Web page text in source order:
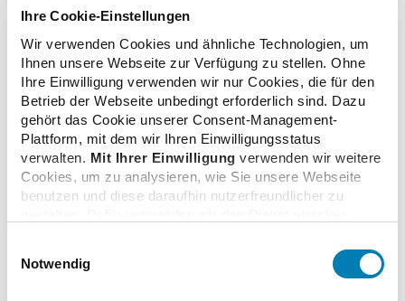
Ihre Cookie-Einstellungen
Wir verwenden Cookies und ähnliche Technologien, um
Ihnen unsere Webseite zur Verfügung zu stellen. Ohne
Ihre Einwilligung verwenden wir nur Cookies, die für den
Betrieb der Webseite unbedingt erforderlich sind. Dazu
gehört das Cookie unserer Consent-Management-
Plattform, mit dem wir Ihren Einwilligungsstatus
verwalten. Mit Ihrer Einwilligung verwenden wir weitere
Cookies, um zu analysieren, wie Sie unsere Webseite
benutzen und diese daraufhin nutzerfreundlicher zu
Adresse und Ihr Surfverhalten verarbeitet. Mit einem
Klick auf „Cookies zulassen“ stimmen Sie der
Notwendig
nötig
06.05.2022
Ukraine-Konflikt: Erhöhtes Interesse an
Schmerzmitteln in Polen
01.04.2022
Ukraine: Tipps für geflüchtete Apothekerinnen und
Apotheker